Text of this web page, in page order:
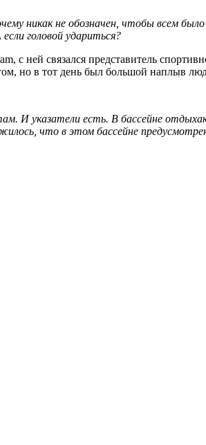
никак не обозначен, чтобы всем было
головой удариться?
с ней связался представитель
но в тот день был большой наплыв
И указатели есть. В бассейне
что в этом бассейне